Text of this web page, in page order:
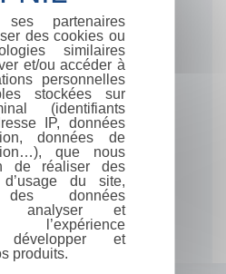
Bois
partenaires
des cookies ou
similaires
et/ou accéder à
personnelles
stockées sur
(identifiants
IP, données
données de
que nous
de réaliser des
d’usage du site,
des données
analyser et
l’expérience
développer et
produits.